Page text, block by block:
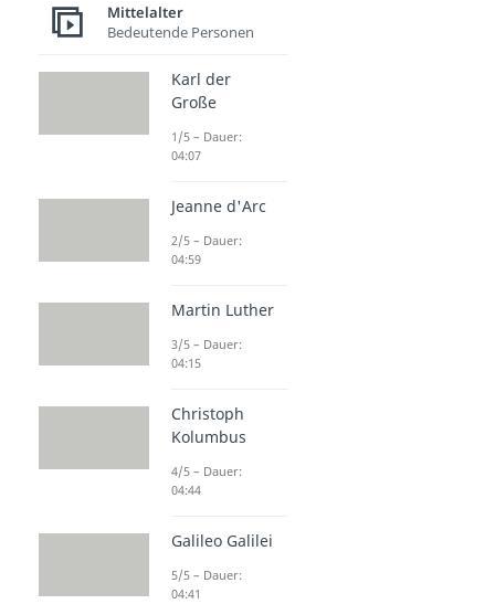
Mittelalter
Bedeutende Personen
Karl der
Große
1/5 – Dauer:
04:07
Jeanne d'Arc
2/5 – Dauer:
04:59
Martin Luther
3/5 – Dauer:
04:15
Christoph
Kolumbus
4/5 – Dauer:
04:44
Galileo Galilei
5/5 – Dauer:
04:41